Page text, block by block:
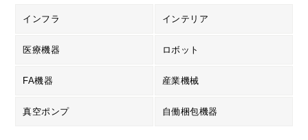
インフラ インテリア
医療機器 ロボット
FA機器 産業機械
真空ポンプ 自働梱包機器